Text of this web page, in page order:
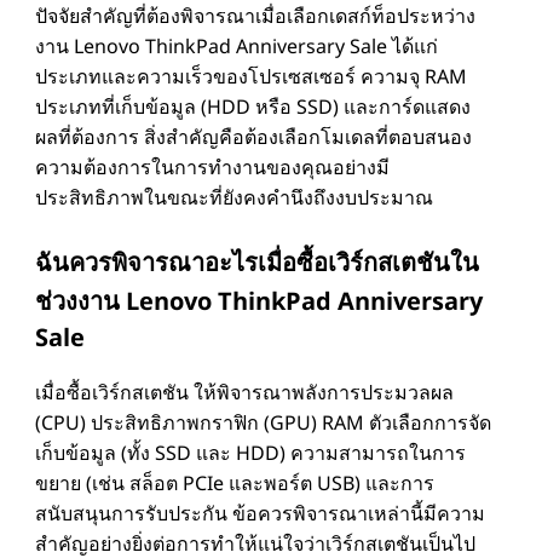
ปัจจัยสําคัญที่ต้องพิจารณาเมื่อเลือกเดสก์ท็อประหว่าง
งาน Lenovo ThinkPad Anniversary Sale ได้แก่
ประเภทและความเร็วของโปรเซสเซอร์ ความจุ RAM
ประเภทที่เก็บข้อมูล (HDD หรือ SSD) และการ์ดแสดง
ผลที่ต้องการ สิ่งสําคัญคือต้องเลือกโมเดลที่ตอบสนอง
ความต้องการในการทํางานของคุณอย่างมี
ประสิทธิภาพในขณะที่ยังคงคํานึงถึงงบประมาณ
ฉันควรพิจารณาอะไรเมื่อซื้อเวิร์กสเตชันใน
ช่วงงาน Lenovo ThinkPad Anniversary
Sale
เมื่อซื้อเวิร์กสเตชัน ให้พิจารณาพลังการประมวลผล
(CPU) ประสิทธิภาพกราฟิก (GPU) RAM ตัวเลือกการจัด
เก็บข้อมูล (ทั้ง SSD และ HDD) ความสามารถในการ
ขยาย (เช่น สล็อต PCIe และพอร์ต USB) และการ
สนับสนุนการรับประกัน ข้อควรพิจารณาเหล่านี้มีความ
สําคัญอย่างยิ่งต่อการทําให้แน่ใจว่าเวิร์กสเตชันเป็นไป